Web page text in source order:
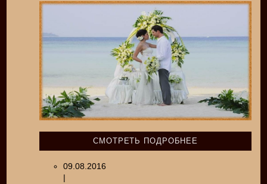
СМОТРЕТЬ ПОДРОБНЕЕ
09.08.2016
|